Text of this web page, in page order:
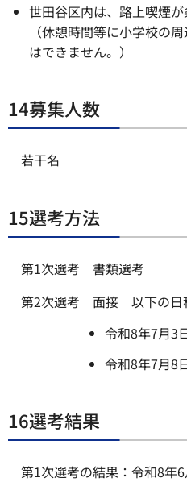
世田谷区内は、路上喫煙が
（休憩時間等に小学校の
はできません。）
14募集人数
若干名
15選考方法
第1次選考 書類選考
第2次選考 面接 以下の日
令和8年7月3
令和8年7月8
16選考結果
第1次選考の結果：令和8年